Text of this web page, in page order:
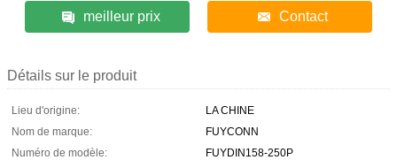
meilleur prix Contact
Détails sur le produit
Lieu d'origine:
LA CHINE
Nom de marque:
FUYCONN
Numéro de modèle:
FUYDIN158-250P